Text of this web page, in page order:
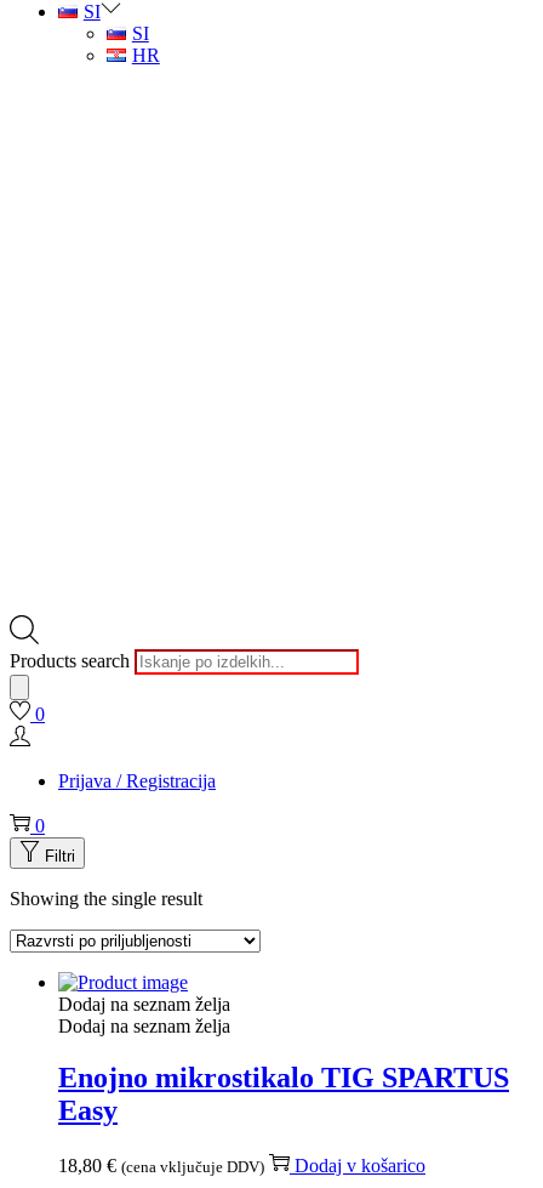
SI
SI
HR
Products search
0
Prijava / Registracija
0
Filtri
Showing the single result
Dodaj na seznam želja
Dodaj na seznam želja
Enojno mikrostikalo TIG SPARTUS
Easy
18,80 € (cena vključuje DDV) Dodaj v košarico